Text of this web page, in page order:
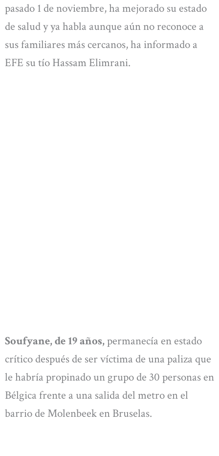
pasado 1 de noviembre, ha mejorado su estado
de salud y ya habla aunque aún no reconoce a
sus familiares más cercanos, ha informado a
EFE su tío Hassam Elimrani.
Soufyane, de 19 años,permanecía en estado
crítico después de ser víctima de una paliza que
le habría propinado un grupo de 30 personas en
Bélgica frente a una salida del metro en el
barrio de Molenbeek en Bruselas.